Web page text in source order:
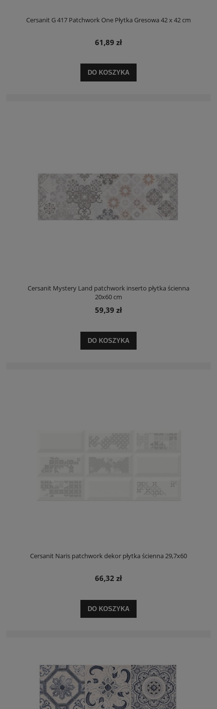
Cersanit G 417 Patchwork One Płytka Gresowa 42 x 42 cm
61,89 zł
DO KOSZYKA
Cersanit Mystery Land patchwork inserto płytka ścienna
20x60 cm
59,39 zł
DO KOSZYKA
Cersanit Naris patchwork dekor płytka ścienna 29,7x60
66,32 zł
DO KOSZYKA